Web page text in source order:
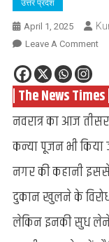
उत्तर प्रदेश
April 1, 2025
Leave A CommentOn
में
की
| The News Times |
नवरात्र का आज
कन्या पूजन भी किया
नगर की कहानी
दुकान खुलने के विरोध
लेकिन इनकी सुध लेने